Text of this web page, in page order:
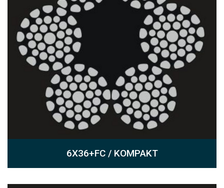
6X36+FC / KOMPAKT